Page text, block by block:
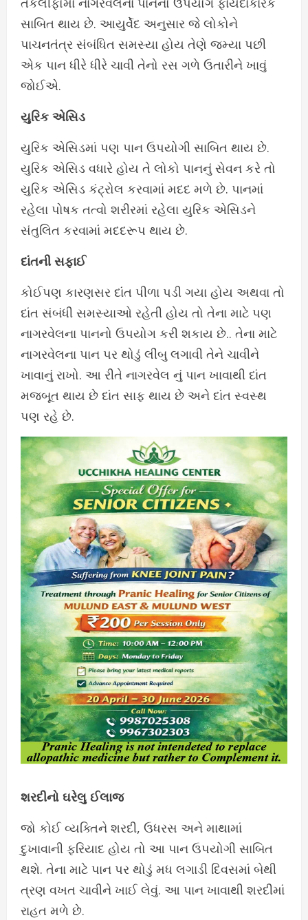
સાબિત થાય છે. આયુર્વેદ અનુસાર જે લોકોને
પાચનતંત્ર સંબંધિત સમસ્યા હોય તેણે જમ્યા પછી
એક પાન ધીરે ધીરે ચાવી તેનો રસ ગળે ઉતારીને ખાવું
જોઈએ.
યુરિક એસિડ
યુરિક એસિડમાં પણ પાન ઉપયોગી સાબિત થાય છે.
યુરિક એસિડ વધારે હોય તે લોકો પાનનું સેવન કરે તો
યુરિક એસિડ કંટ્રોલ કરવામાં મદદ મળે છે. પાનમાં
રહેલા પોષક તત્વો શરીરમાં રહેલા યુરિક એસિડને
સંતુલિત કરવામાં મદદરૂપ થાય છે.
દાંતની સફાઈ
કોઈપણ કારણસર દાંત પીળા પડી ગયા હોય અથવા તો
દાંત સંબંધી સમસ્યાઓ રહેતી હોય તો તેના માટે પણ
નાગરવેલના પાનનો ઉપયોગ કરી શકાય છે.. તેના માટે
નાગરવેલના પાન પર થોડું લીંબુ લગાવી તેને ચાવીને
ખાવાનું રાખો. આ રીતે નાગરવેલ નું પાન ખાવાથી દાંત
મજબૂત થાય છે દાંત સાફ થાય છે અને દાંત સ્વસ્થ
પણ રહે છે.
શરદીનો ઘરેલુ ઈલાજ
જો કોઈ વ્યક્તિને શરદી, ઉધરસ અને માથામાં
દુખાવાની ફરિયાદ હોય તો આ પાન ઉપયોગી સાબિત
થશે. તેના માટે પાન પર થોડું મધ લગાડી દિવસમાં બેથી
ત્રણ વખત ચાવીને ખાઈ લેવું. આ પાન ખાવાથી શરદીમાં
રાહત મળે છે.